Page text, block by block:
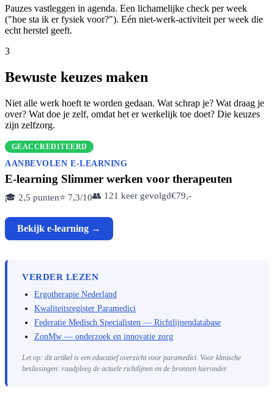
Pauzes vastleggen in agenda. Een lichamelijke check per week
("hoe sta ik er fysiek voor?"). Eén niet-werk-activiteit per week die
echt herstel geeft.
3
Bewuste keuzes maken
Niet alle werk hoeft te worden gedaan. Wat schrap je? Wat draag je
over? Wat doe je zelf, omdat het er werkelijk toe doet? Die keuzes
zijn zelfzorg.
GEACCREDITEERD
AANBEVOLEN E-LEARNING
E-learning Slimmer werken voor therapeuten
🎓 2,5 punten⭐ 7,3/10👥 121 keer gevolgd€79,-
Bekijk e-learning →
VERDER LEZEN
Ergotherapie Nederland
Kwaliteitsregister Paramedici
Federatie Medisch Specialisten — Richtlijnendatabase
ZonMw — onderzoek en innovatie zorg
Let op: dit artikel is een educatief overzicht voor paramedici. Voor klinische
beslissingen: raadpleeg de actuele richtlijnen en de bronnen hieronder.